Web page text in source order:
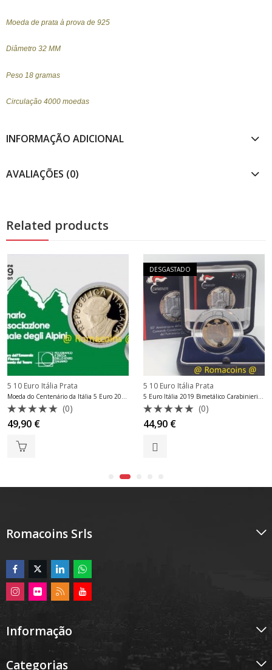
Moeda de prata à prova de 925
Diâmetro 32 MM
Peso 18 gramas
Circulação 4000 moedas
INFORMAÇÃO ADICIONAL
AVALIAÇÕES (0)
Related products
5 10 Euro Itália Prata
Moeda do Centenário da Itália 5 Euro 2019 Associação Alpini
Avaliação
0
de
(0)
49,90 €
DESGASTADO
5 10 Euro Itália Prata
5 Euro Itália 2019 Bimetálico Carabinieri Tutela Patrimonio C.
Avaliação
0
de
(0)
44,90 €
Romacoins Srls
Informação
Categorias